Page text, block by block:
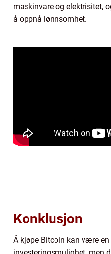
maskinvare og elektrisitet,
å oppnå lønnsomhet.
Konklusjon
Å kjøpe Bitcoin kan være en